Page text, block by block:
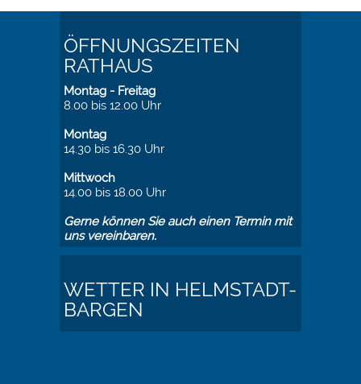
ÖFFNUNGSZEITEN
RATHAUS
Montag - Freitag
8.00 bis 12.00 Uhr
Montag
14.30 bis 16.30 Uhr
Mittwoch
14.00 bis 18.00 Uhr
Gerne können Sie auch einen Termin mit
uns vereinbaren.
WETTER IN HELMSTADT-
BARGEN